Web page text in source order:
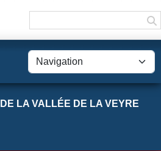
LA VALLÉE DE LA VEYRE